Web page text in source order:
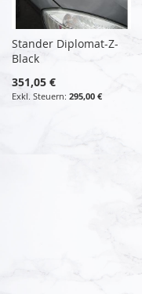
Stander Diplomat-Z-
Black
351,05 €
295,00 €